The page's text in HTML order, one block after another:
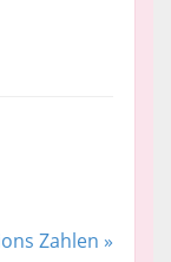
Zahlen »